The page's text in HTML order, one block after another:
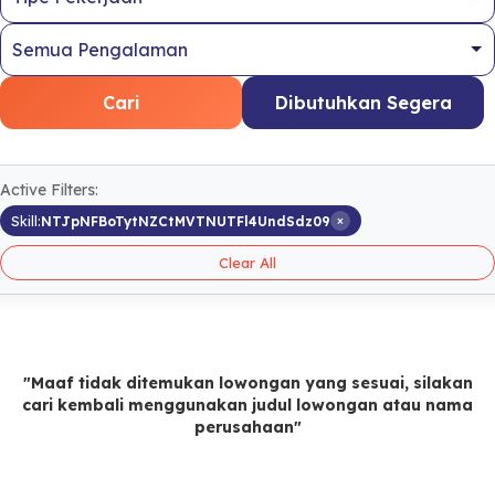
Cari Dibutuhkan Segera
Active Filters:
Skill:NTJpNFBoTytNZCtMVTNUTFl4UndSdz09 ×
Clear All
"Maaf tidak ditemukan lowongan yang sesuai, silakan
cari kembali menggunakan judul lowongan atau nama
perusahaan"